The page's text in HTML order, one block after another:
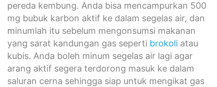
pereda kembung. Anda bisa mencampurkan 500
mg bubuk karbon aktif ke dalam segelas air, dan
minumlah itu sebelum mengonsumsi makanan
yang sarat kandungan gas seperti brokoli atau
kubis. Anda boleh minum segelas air lagi agar
arang aktif segera terdorong masuk ke dalam
saluran cerna sehingga siap untuk mengikat gas